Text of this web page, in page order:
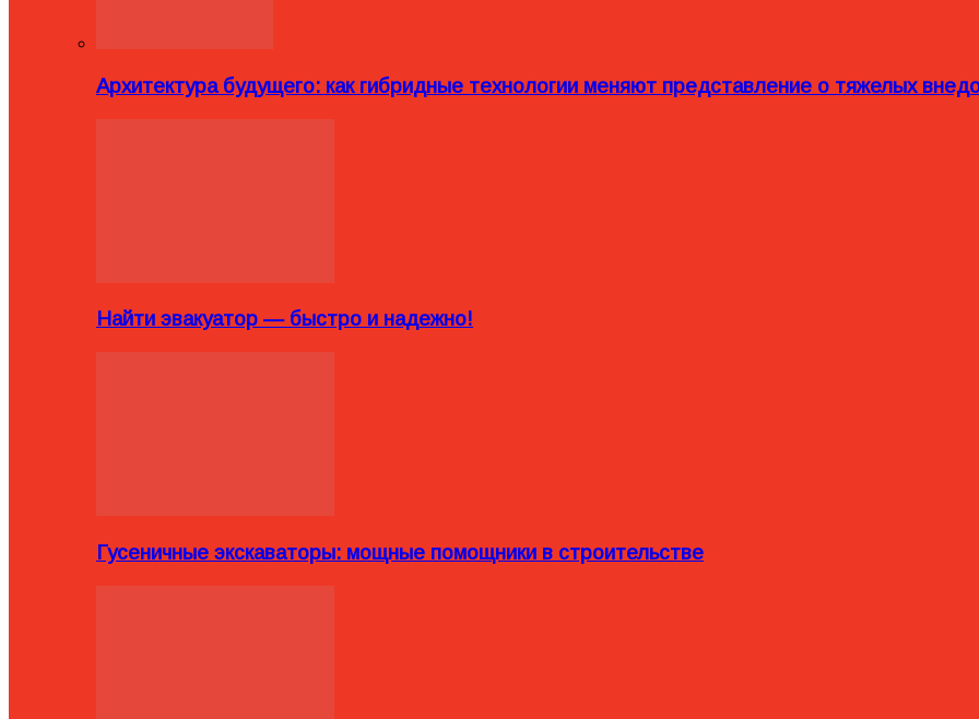
Архитектура будущего: как гибридные технологии меняют представление о тяжелых
Найти эвакуатор — быстро и надежно!
Гусеничные экскаваторы: мощные помощники в строительстве